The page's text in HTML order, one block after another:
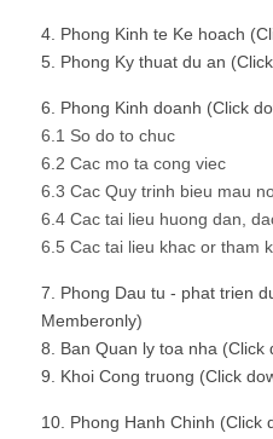
4. Phong Kinh te Ke hoach
5. Phong Ky thuat du an
6. Phong Kinh doanh (Click
6.1 So do to chuc
6.2 Cac mo ta cong viec
6.3 Cac Quy trinh bieu mau
6.4 Cac tai lieu huong dan,
6.5 Cac tai lieu khac or tham
7. Phong Dau tu - phat trien
Memberonly)
8. Ban Quan ly toa nha (Click
9. Khoi Cong truong (Click
10. Phong Hanh Chinh (Click